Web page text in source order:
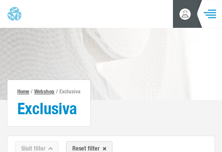
Inloggen
/
Home / Webshop / Exclusiva
Exclusiva
Sluit filter Reset filter